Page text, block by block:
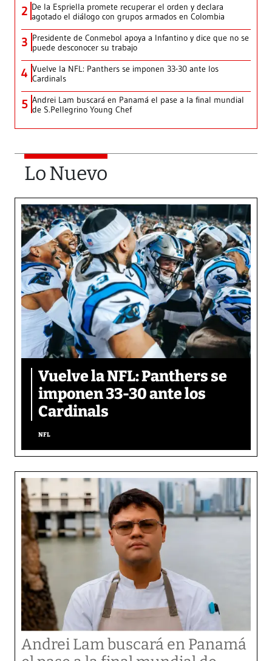
2 De la Espriella promete recuperar el orden y declara
agotado el diálogo con grupos armados en Colombia
3 Presidente de Conmebol apoya a Infantino y dice que no se
puede desconocer su trabajo
4 Vuelve la NFL: Panthers se imponen 33-30 ante los
Cardinals
5 Andrei Lam buscará en Panamá el pase a la final mundial
de S.Pellegrino Young Chef
Lo Nuevo
Vuelve la NFL: Panthers se
imponen 33-30 ante los
Cardinals
NFL
Andrei Lam buscará en Panamá